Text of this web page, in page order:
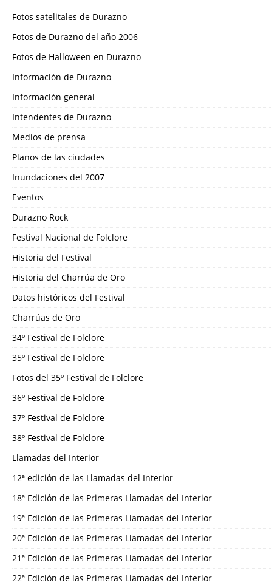
Fotos satelitales de Durazno
Fotos de Durazno del año 2006
Fotos de Halloween en Durazno
Información de Durazno
Información general
Intendentes de Durazno
Medios de prensa
Planos de las ciudades
Inundaciones del 2007
Eventos
Durazno Rock
Festival Nacional de Folclore
Historia del Festival
Historia del Charrúa de Oro
Datos históricos del Festival
Charrúas de Oro
34º Festival de Folclore
35º Festival de Folclore
Fotos del 35º Festival de Folclore
36º Festival de Folclore
37º Festival de Folclore
38º Festival de Folclore
Llamadas del Interior
12ª edición de las Llamadas del Interior
18ª Edición de las Primeras Llamadas del Interior
19ª Edición de las Primeras Llamadas del Interior
20ª Edición de las Primeras Llamadas del Interior
21ª Edición de las Primeras Llamadas del Interior
22ª Edición de las Primeras Llamadas del Interior